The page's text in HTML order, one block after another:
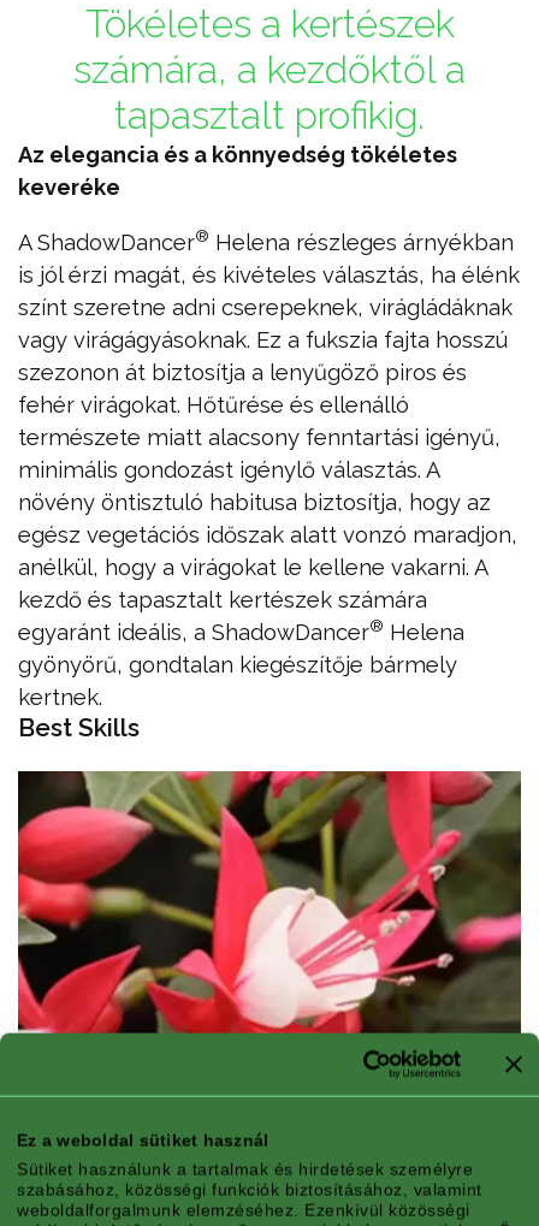
Ez a weboldal sütiket használ
Sütiket használunk a tartalmak és hirdetések személyre
szabásához, közösségi funkciók biztosításához, valamint
weboldalforgalmunk elemzéséhez. Ezenkívül közösségi
Tökéletes a kertészek
számára, a kezdőktől a
tapasztalt profikig.
Az elegancia és a könnyedség tökéletes
keveréke
A ShadowDancer® Helena részleges árnyékban
is jól érzi magát, és kivételes választás, ha élénk
színt szeretne adni cserepeknek, virágládáknak
vagy virágágyásoknak. Ez a fukszia fajta hosszú
szezonon át biztosítja a lenyűgöző piros és
fehér virágokat. Hőtűrése és ellenálló
természete miatt alacsony fenntartási igényű,
minimális gondozást igénylő választás. A
növény öntisztuló habitusa biztosítja, hogy az
egész vegetációs időszak alatt vonzó maradjon,
anélkül, hogy a virágokat le kellene vakarni. A
kezdő és tapasztalt kertészek számára
egyaránt ideális, a ShadowDancer® Helena
gyönyörű, gondtalan kiegészítője bármely
kertnek.
Best Skills